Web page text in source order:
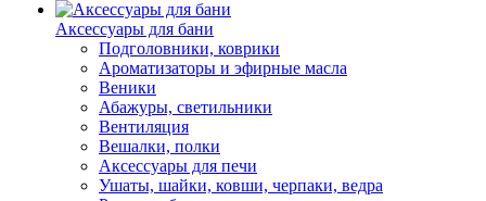
Аксессуары для бани
Подголовники, коврики
Ароматизаторы и эфирные масла
Веники
Абажуры, светильники
Вентиляция
Вешалки, полки
Аксессуары для печи
Ушаты, шайки, ковши, черпаки, ведра